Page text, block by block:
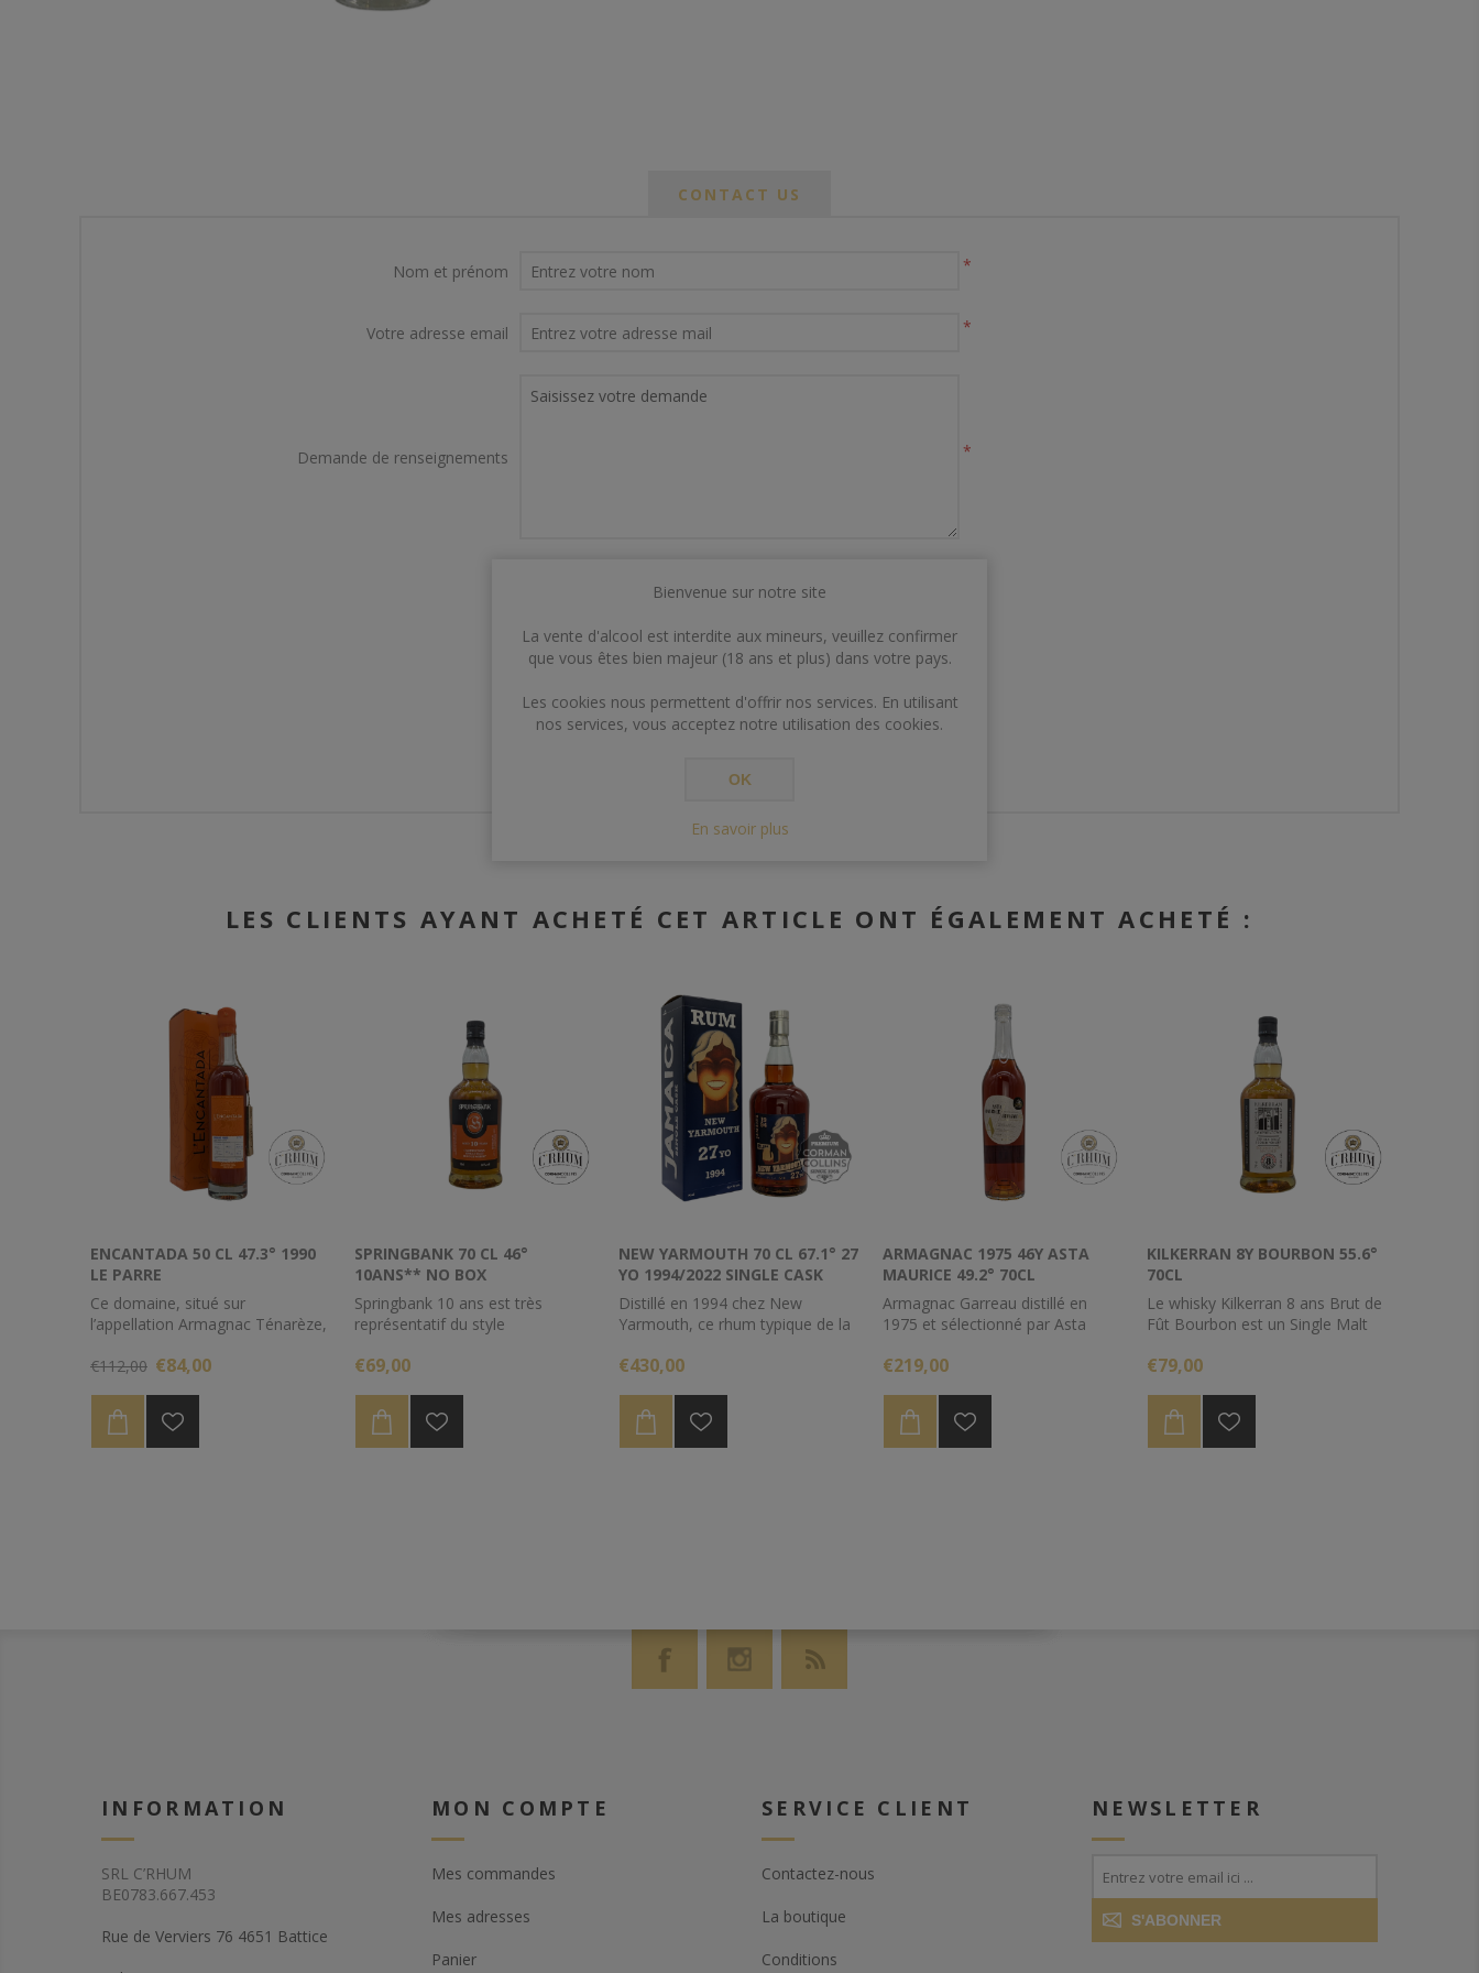
CONTACT US
Nom et prénom *
Votre adresse email *
Demande de renseignements *
LES CLIENTS AYANT ACHETÉ CET ARTICLE ONT ÉGALEMENT ACHETÉ :
ENCANTADA 50 CL 47.3° 1990
LE PARRE
Ce domaine, situé sur
l’appellation Armagnac Ténarèze,
boulbènes (sablo-argileuses),
€112,00 €84,00
SPRINGBANK 70 CL 46°
10ANS** NO BOX
Springbank 10 ans est très
représentatif du style
d’expression, son élégance, ses
crémeux sont ses principaux
traits de caractère. La maturation
de ce Single Malt s’est effectuée à
€69,00
NEW YARMOUTH 70 CL 67.1° 27
YO 1994/2022 SINGLE CASK
CORMAN-COLLINS
Distillé en 1994 chez New
Yarmouth, ce rhum typique de la
sous le climat tropical durant 27
€430,00
ARMAGNAC 1975 46Y ASTA
MAURICE 49.2° 70CL
Armagnac Garreau distillé en
1975 et sélectionné par Asta
€219,00
KILKERRAN 8Y BOURBON 55.6°
70CL
Le whisky Kilkerran 8 ans Brut de
Fût Bourbon est un Single Malt
distillerie Glengyle, voisine de
en ex-fûts de Bourbon pendant 8
ans, cette cuvée de Kilkerran
dévoile l’ADN de Glengyle sans
€79,00
INFORMATION
SRL C’RHUM
BE0783.667.453
Rue de Verviers 76 4651 Battice
MON COMPTE
Mes commandes
Mes adresses
Panier
SERVICE CLIENT
Contactez-nous
La boutique
Conditions
NEWSLETTER
S'ABONNER
Bienvenue sur notre site
La vente d'alcool est interdite aux mineurs, veuillez confirmer
que vous êtes bien majeur (18 ans et plus) dans votre pays.
Les cookies nous permettent d'offrir nos services. En utilisant
nos services, vous acceptez notre utilisation des cookies.
OK
En savoir plus